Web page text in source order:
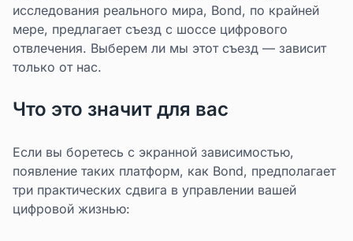
исследования реального мира, Bond, по крайней
мере, предлагает съезд с шоссе цифрового
отвлечения. Выберем ли мы этот съезд — зависит
только от нас.
Что это значит для вас
Если вы боретесь с экранной зависимостью,
появление таких платформ, как Bond, предполагает
три практических сдвига в управлении вашей
цифровой жизнью: